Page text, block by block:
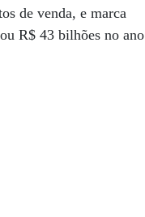
de venda, e marca
R$ 43 bilhões no ano